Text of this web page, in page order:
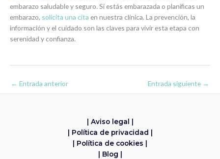
embarazo saludable y seguro. Si estás embarazada o planificas un
embarazo, solicita una cita en nuestra clínica. La prevención, la
información y el cuidado son las claves para vivir esta etapa con
serenidad y confianza.
← Entrada anterior Entrada siguiente →
| Aviso legal |
| Política de privacidad |
| Política de cookies |
| Blog |